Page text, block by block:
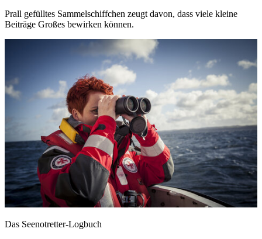
Prall gefülltes Sammelschiffchen zeugt davon, dass viele kleine
Beiträge Großes bewirken können.
Das Seenotretter-Logbuch